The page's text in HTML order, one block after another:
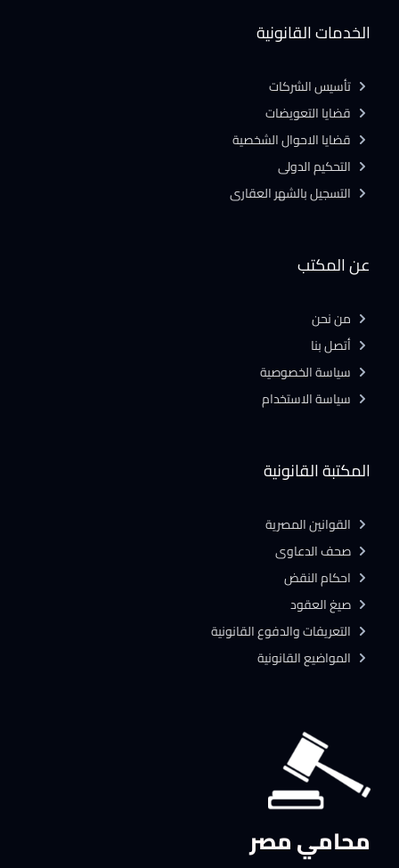
محامي مصر
المكتبة القانونية
القوانين المصرية
صحف الدعاوى
احكام النقض
صيغ العقود
التعريفات والدفوع القانونية
المواضيع القانونية
عن المكتب
من نحن
أتصل بنا
سياسة الخصوصية
سياسة الاستخدام
الخدمات القانونية
تأسيس الشركات
قضايا التعويضات
قضايا الاحوال الشخصية
التحكيم الدولى
التسجيل بالشهر العقارى